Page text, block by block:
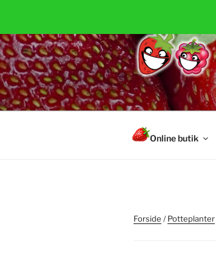
indhold
Online butik
Forside /Potteplanter